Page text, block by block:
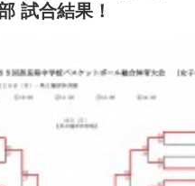
試合結果！